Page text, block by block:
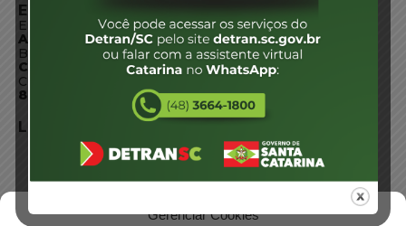
Gerenciar Cookies
ENDEREÇO
Endereço:
Av. Almirante Tamandaré - 480
Bairro:
Coqueiros, Florianópolis SC
CEP:
88.080-160
LOCALIZAÇÃO